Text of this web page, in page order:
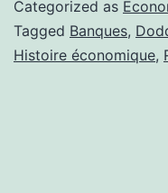
Categorized as
Tagged Banques,
Histoire économique,